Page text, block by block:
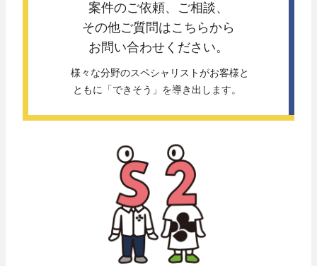
案件のご依頼、ご相談、
その他ご質問はこちらから
お問い合わせください。
様々な分野のスペシャリストがお客様と
ともに「できそう」を導き出します。